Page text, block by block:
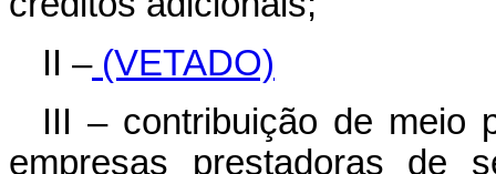
II –(VETADO)
III – contribuição de meio
empresas prestadoras de